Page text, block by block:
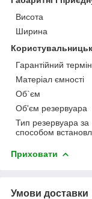
Висота
Ширина
Гарантійний термін
Матеріал ємності
Об`єм
Об'єм резервуара
Тип резервуара за
способом
Приховати
Умови доставки